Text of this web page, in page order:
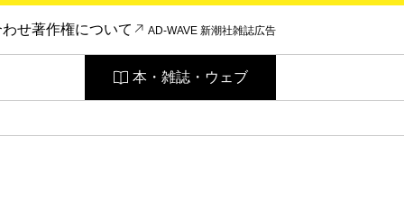
わせ著作権について AD-WAVE 新潮社雑誌広告
本・雑誌・ウェブ